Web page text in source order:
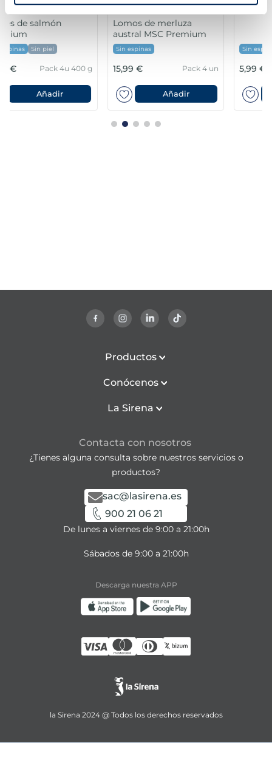
Lomos de merluza
austral MSC Premium
Sin espinas
15,99 € Pack 4 un
Sin espinas
Pack 180 g
Productos
Conócenos
La Sirena
Contacta con nosotros
¿Tienes alguna consulta sobre nuestros servicios o
productos?
sac@lasirena.es
900 21 06 21
De lunes a viernes de 9:00 a 21:00h
Sábados de 9:00 a 21:00h
Descarga nuestra APP
la Sirena 2024 @ Todos los derechos reservados